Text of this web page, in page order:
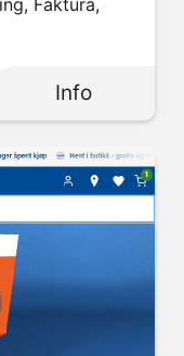
Info